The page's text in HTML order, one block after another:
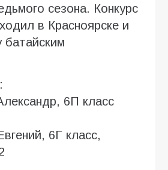
сезона. Конкурс
в Красноярске и
батайским
6П класс
6Г класс,